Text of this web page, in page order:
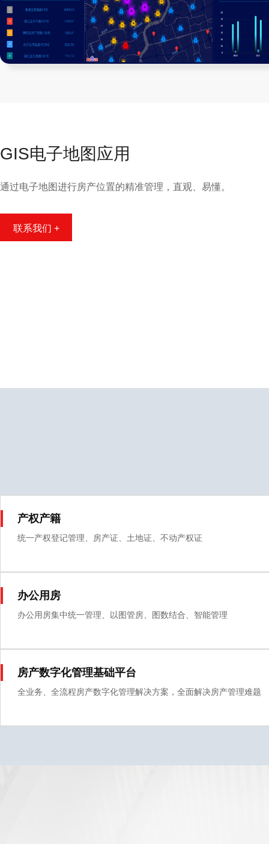
GIS电子地图应用
通过电子地图进行房产位置的精准管理，直观、易懂。
联系我们 +
产权产籍
统一产权登记管理、房产证、土地证、不动产权证
办公用房
办公用房集中统一管理、以图管房、图数结合、智能管理
房产数字化管理基础平台
全业务、全流程房产数字化管理解决方案，全面解决房产管理难题